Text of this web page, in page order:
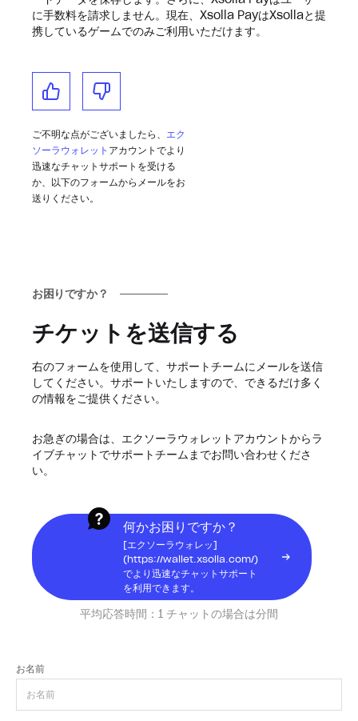
に手数料を請求しません。現在、Xsolla PayはXsollaと提
携しているゲームでのみご利用いただけます。
ご不明な点がございましたら、 エク
ソーラウォレット アカウントでより
迅速なチャットサポートを受ける
か、以下のフォームからメールをお
送りください。
お困りですか？
チケットを送信する
右のフォームを使用して、サポートチームにメールを送信
してください。サポートいたしますので、できるだけ多く
の情報をご提供ください。
お急ぎの場合は、エクソーラウォレットアカウントからラ
イブチャットでサポートチームまでお問い合わせくださ
い。
何かお困りですか？
[エクソーラウォレッ]
(https://wallet.xsolla.com/)
でより迅速なチャットサポート
を利用できます。
平均応答時間： 1 チャットの場合は分間
お名前